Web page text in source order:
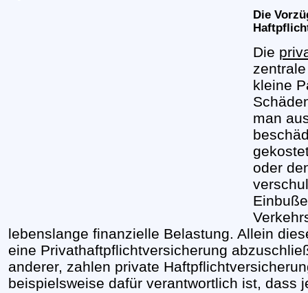
Die
Die
kleine
man
oder
lebenslange finanzielle Belastung. Allein
eine Privathaftpflichtversicherung
anderer, zahlen private
beispielsweise dafür verantwortlich ist, dass